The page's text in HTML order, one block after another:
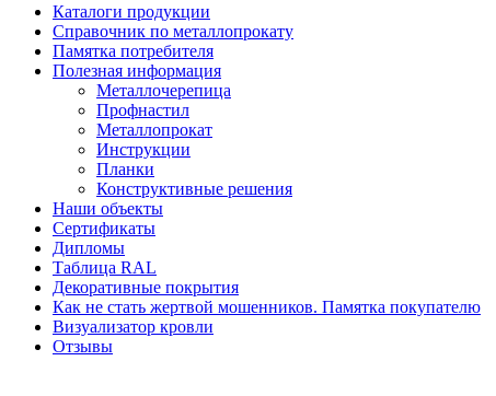
Каталоги продукции
Справочник по металлопрокату
Памятка потребителя
Полезная информация
Металлочерепица
Профнастил
Металлопрокат
Инструкции
Планки
Конструктивные решения
Наши объекты
Сертификаты
Дипломы
Таблица RAL
Декоративные покрытия
Как не стать жертвой мошенников. Памятка покупателю
Визуализатор кровли
Отзывы